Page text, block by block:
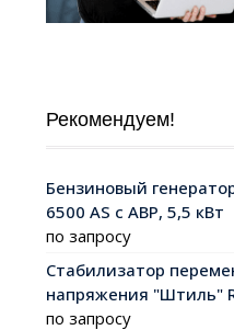
Рекомендуем!
Бензиновый
6500 AS с АВР, 5,5 кВт
по запросу
Стабилизатор
напряжения "Штиль"
по запросу